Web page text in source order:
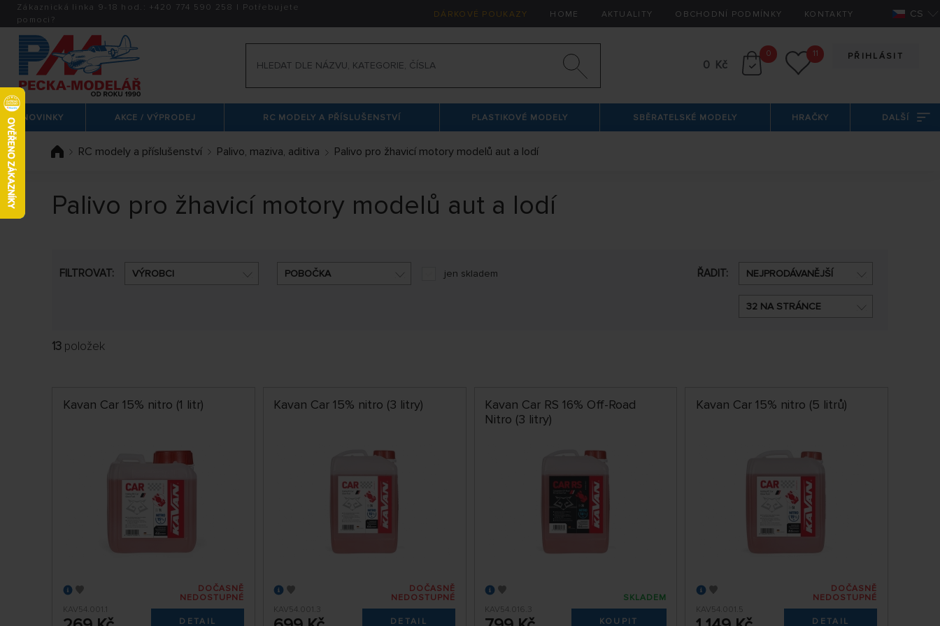
Zákaznická linka 9-18 hod.: +420 774 590 258 | Potřebujete
pomoci?
DÁRKOVÉ POUKAZY HOME AKTUALITY OBCHODNÍ PODMÍNKY KONTAKTY CS
PŘIHLÁSIT
0 Kč
0 11
NOVINKY AKCE / VÝPRODEJ RC MODELY A PŘÍSLUŠENSTVÍ PLASTIKOVÉ MODELY SBĚRATELSKÉ MODELY HRAČKY DALŠÍ
RC modely a příslušenství Palivo, maziva, aditiva Palivo pro žhavicí motory modelů aut a lodí
Palivo pro žhavicí motory modelů aut a lodí
FILTROVAT: VÝROBCI POBOČKA jen skladem ŘADIT: NEJPRODÁVANĚJŠÍ
32 NA STRÁNCE
13 položek
Kavan Car 15% nitro (1 litr)
KAV54.001.1
DOČASNĚ
NEDOSTUPNÉ
DETAIL
Kavan Car 15% nitro (3 litry)
KAV54.001.3
DOČASNĚ
NEDOSTUPNÉ
DETAIL
Kavan Car RS 16% Off-Road
Nitro (3 litry)
KAV54.016.3
SKLADEM
KOUPIT
Kavan Car 15% nitro (5 litrů)
KAV54.001.5
DOČASNĚ
NEDOSTUPNÉ
DETAIL